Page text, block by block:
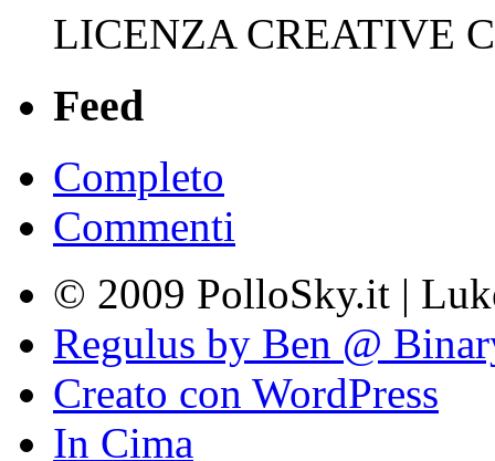
LICENZA CREATIVE
Feed
Completo
Commenti
© 2009 PolloSky.it |
Regulus by Ben @
Creato con WordPress
In Cima